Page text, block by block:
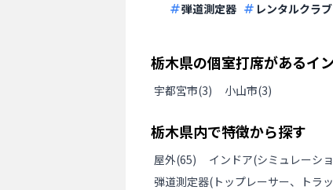
弾道測定器 レンタルクラブ
栃木県の個室打席があるイ
宇都宮市(3) 小山市(3)
栃木県内で特徴から探す
屋外(65) インドア(シミュレーシ
弾道測定器(トップレーサー、トラ